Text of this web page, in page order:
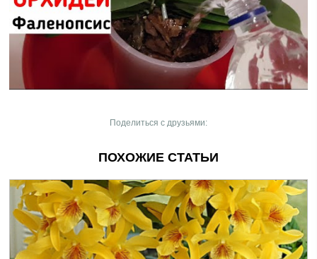
Поделиться с друзьями:
ПОХОЖИЕ СТАТЬИ